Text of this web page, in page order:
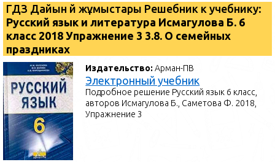
ГДЗ Дайын үй жұмыстары Решебник к учебнику:
Русский язык и литература Исмагулова Б. 6
класс 2018 Упражнение 3 3.8. О семейных
праздниках
Издательство:Арман-ПВ
Электронный учебник
Подробное решение Русский язык 6 класс,
авторов Исмагулова Б., Саметова Ф. 2018,
Упражнение 3